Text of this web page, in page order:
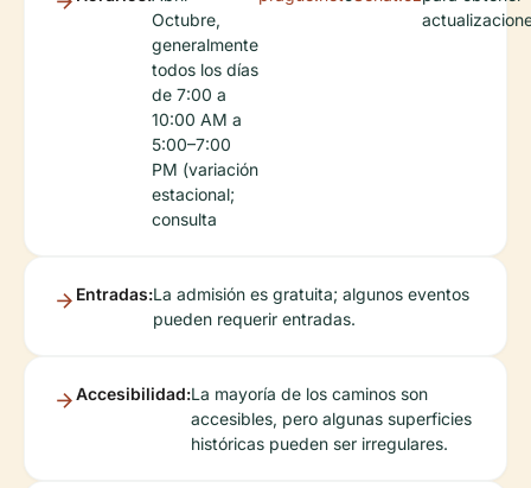
Octubre,
generalmente
todos los días
de 7:00 a
10:00 AM a
5:00–7:00
PM (variación
estacional;
consulta
Entradas:La admisión es gratuita; algunos eventos
pueden requerir entradas.
Accesibilidad:La mayoría de los caminos son
accesibles, pero algunas superficies
históricas pueden ser irregulares.